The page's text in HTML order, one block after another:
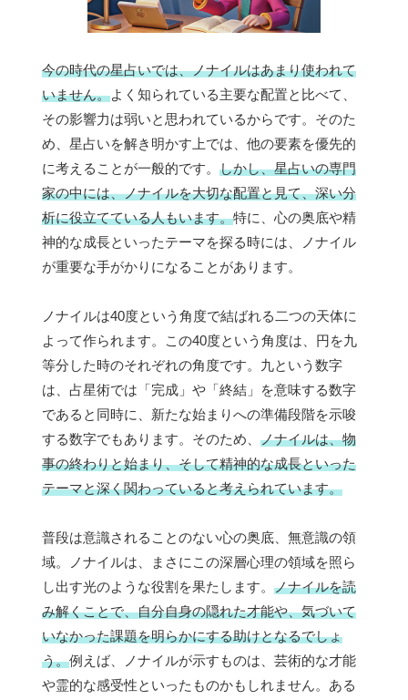
今の時代の星占いでは、ノナイルはあまり使われて
いません。よく知られている主要な配置と比べて、
その影響力は弱いと思われているからです。そのた
め、星占いを解き明かす上では、他の要素を優先的
に考えることが一般的です。 しかし、星占いの専門
家の中には、ノナイルを大切な配置と見て、深い分
析に役立てている人もいます。特に、心の奥底や精
神的な成長といったテーマを探る時には、ノナイル
が重要な手がかりになることがあります。
ノナイルは40度という角度で結ばれる二つの天体に
よって作られます。この40度という角度は、円を九
等分した時のそれぞれの角度です。九という数字
は、占星術では「完成」や「終結」を意味する数字
であると同時に、新たな始まりへの準備段階を示唆
する数字でもあります。そのため、 ノナイルは、物
事の終わりと始まり、そして精神的な成長といった
テーマと深く関わっていると考えられています。
普段は意識されることのない心の奥底、無意識の領
域。ノナイルは、まさにこの深層心理の領域を照ら
し出す光のような役割を果たします。 ノナイルを読
み解くことで、自分自身の隠れた才能や、気づいて
いなかった課題を明らかにする助けとなるでしょ
う。例えば、ノナイルが示すものは、芸術的な才能
や霊的な感受性といったものかもしれません。ある